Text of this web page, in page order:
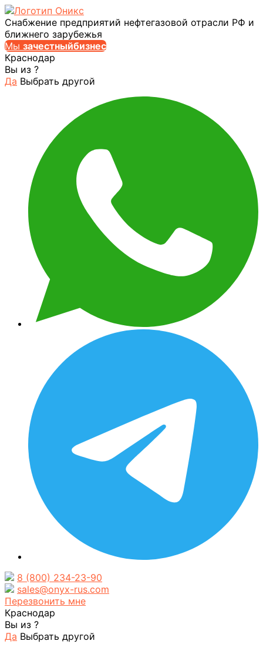
Снабжение предприятий нефтегазовой отрасли РФ и
ближнего зарубежья
Мы зачестныйбизнес
Краснодар
Вы из ?
Да Выбрать другой
8 (800) 234-23-90
sales@onyx-rus.com
Перезвонить мне
Краснодар
Вы из ?
Да Выбрать другой